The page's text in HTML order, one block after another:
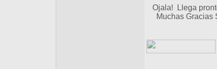
Ojala! Llega
Muchas Gracias